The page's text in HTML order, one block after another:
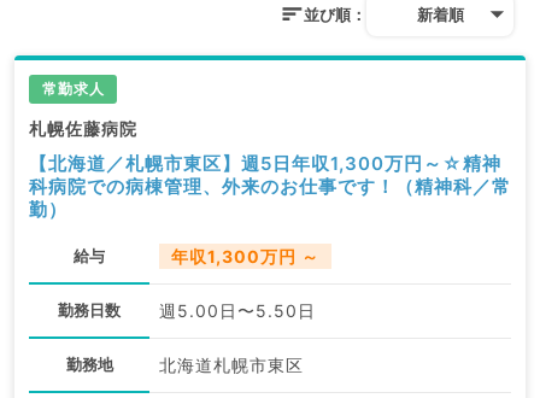
並び順： 新着順
常勤求人
札幌佐藤病院
【北海道／札幌市東区】週5日年収1,300万円～☆精神
科病院での病棟管理、外来のお仕事です！（精神科／常
勤）
給与 年収1,300万円 ～
勤務日数 週5.00日〜5.50日
勤務地 北海道札幌市東区